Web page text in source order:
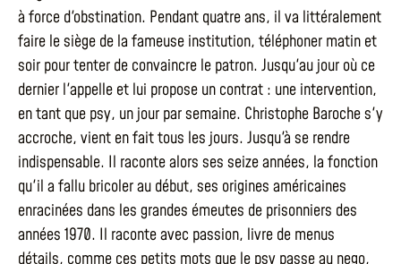
à force d'obstination. Pendant quatre ans, il va littéralement
faire le siège de la fameuse institution, téléphoner matin et
soir pour tenter de convaincre le patron. Jusqu'au jour où ce
dernier l'appelle et lui propose un contrat : une intervention,
en tant que psy, un jour par semaine. Christophe Baroche s'y
accroche, vient en fait tous les jours. Jusqu'à se rendre
indispensable. Il raconte alors ses seize années, la fonction
qu'il a fallu bricoler au début, ses origines américaines
enracinées dans les grandes émeutes de prisonniers des
années 1970. Il raconte avec passion, livre de menus
détails, comme ces petits mots que le psy passe au nego,